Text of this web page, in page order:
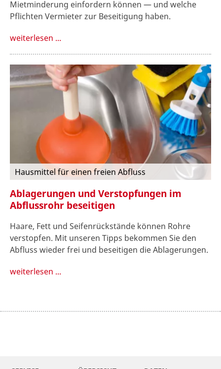
Mietminderung einfordern können — und welche
Pflichten Vermieter zur Beseitigung haben.
weiterlesen ...
Hausmittel für einen freien Abfluss
Ablagerungen und Verstopfungen im
Abflussrohr beseitigen
Haare, Fett und Seifenrückstände können Rohre
verstopfen. Mit unseren Tipps bekommen Sie den
Abfluss wieder frei und beseitigen die Ablagerungen.
weiterlesen ...